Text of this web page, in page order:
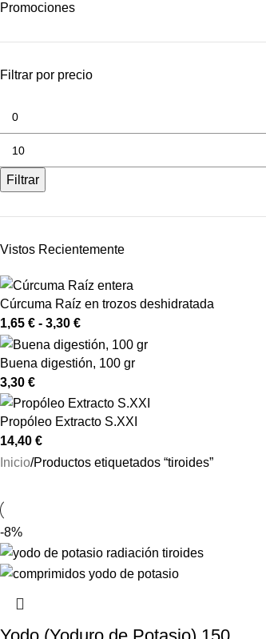
Promociones
Filtrar por precio
Filtrar
Vistos Recientemente
Cúrcuma Raíz en trozos deshidratada
1,65 € - 3,30 €
Buena digestión, 100 gr
3,30 €
Propóleo Extracto S.XXI
14,40 €
Inicio Productos etiquetados “tiroides”
-8%